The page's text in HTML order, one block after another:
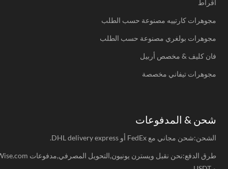
أقراط
مجوهرات كارتييه مصنوعة حسب الطلب
مجوهرات بولغري مصنوعة حسب الطلب
فان كليف & مخصص أربيل
مجوهرات تيفاني مخصصة
شحن & المدفوعات
الشحن:شحن مجاني مع FedEx أو DHL delivery express.
طرق الدفع:نحن نقبل ويسترن يونيون,التحويل المصرفي,مدفوعات Wise.com